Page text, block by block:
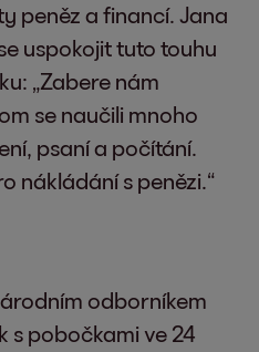
peněz a financí. Jana
uspokojit tuto touhu
„Zabere nám
se naučili mnoho
psaní a počítání.
nákládání s penězi.“
odborníkem
s pobočkami ve 24